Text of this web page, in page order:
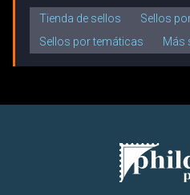
Tienda de sellos
Sellos
Sellos por temáticas
Más